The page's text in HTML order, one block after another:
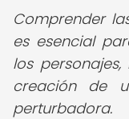
Comprender
es esencial
los
creación de
perturbadora.